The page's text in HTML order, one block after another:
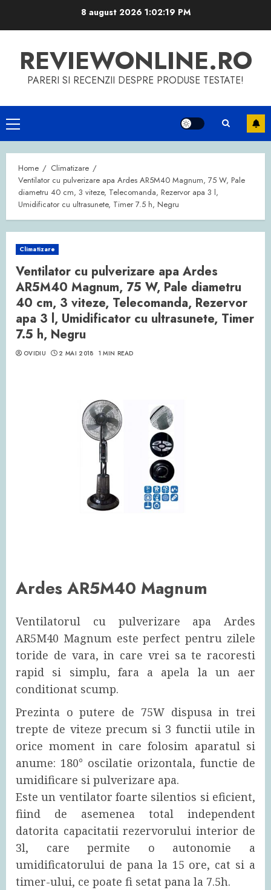
8 august 2026 1:02:20 PM
REVIEWONLINE.RO
PARERI SI RECENZII DESPRE PRODUSE TESTATE!
Primary
Menu
Home
Climatizare
Ventilator cu pulverizare apa Ardes AR5M40 Magnum, 75 W, Pale
diametru 40 cm, 3 viteze, Telecomanda, Rezervor apa 3 l,
Umidificator cu ultrasunete, Timer 7.5 h, Negru
Climatizare
Ventilator cu pulverizare apa Ardes
AR5M40 Magnum, 75 W, Pale diametru
40 cm, 3 viteze, Telecomanda, Rezervor
apa 3 l, Umidificator cu ultrasunete, Timer
7.5 h, Negru
OVIDIU 2 MAI 2018 1 MIN READ
Ardes AR5M40 Magnum
Ventilatorul cu pulverizare apa Ardes
AR5M40 Magnum este perfect pentru zilele
toride de vara, in care vrei sa te racoresti
rapid si simplu, fara a apela la un aer
conditionat scump.
Prezinta o putere de 75W dispusa in trei
trepte de viteze precum si 3 functii utile in
orice moment in care folosim aparatul si
anume: 180° oscilatie orizontala, functie de
umidificare si pulverizare apa.
Este un ventilator foarte silentios si eficient,
fiind de asemenea total independent
datorita capacitatii rezervorului interior de
3l, care permite o autonomie a
umidificatorului de pana la 15 ore, cat si a
timer-ului, ce poate fi setat pana la 7.5h.